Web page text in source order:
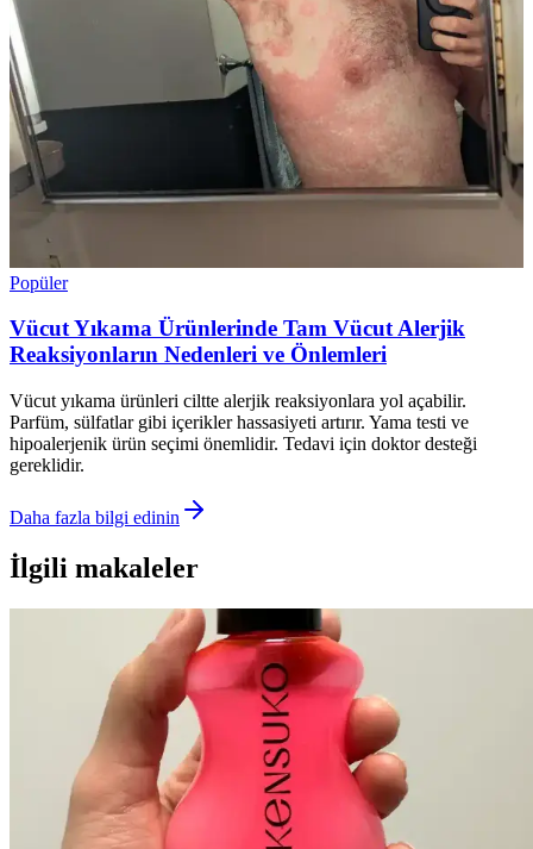
Popüler
Vücut Yıkama Ürünlerinde Tam Vücut Alerjik
Reaksiyonların Nedenleri ve Önlemleri
Vücut yıkama ürünleri ciltte alerjik reaksiyonlara yol açabilir.
Parfüm, sülfatlar gibi içerikler hassasiyeti artırır. Yama testi ve
hipoalerjenik ürün seçimi önemlidir. Tedavi için doktor desteği
gereklidir.
Daha fazla bilgi edinin
İlgili makaleler